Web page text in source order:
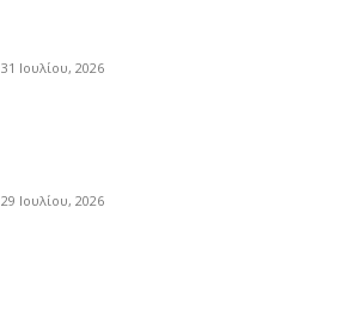
31 Ιουλίου, 2026
29 Ιουλίου, 2026